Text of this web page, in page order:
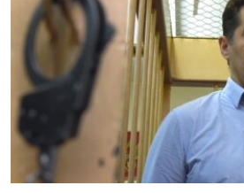
ВСЕ ЗА ДЕНЬ
СПЕЦПРОЕКТИ
ДЕПОРТАЦІЯ
ВІДЕОУРОКИ «ELIFBE»
СВІДЧЕННЯ ОКУПАЦІЇ
УКРАЇНСЬКА ПРОБЛЕМА КРИМУ
ЯК ОБІЙТИ БЛОКУВАННЯ
Qırımtatar